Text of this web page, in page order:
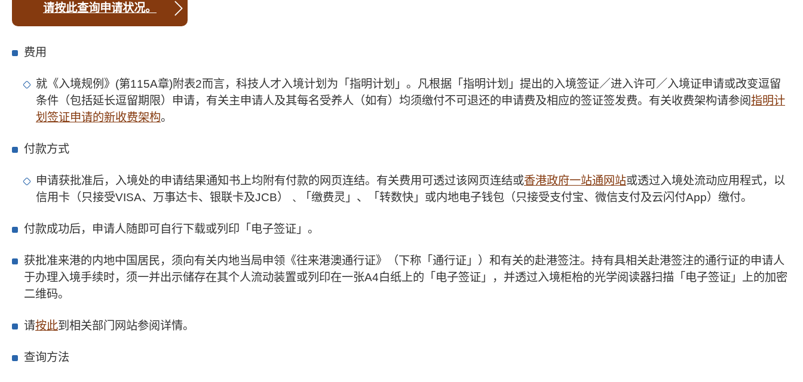
请按此查询申请状况。
费用
就《入境规例》(第115A章)附表2而言，科技人才入境计划为「指明计划」。凡根据「指明计划」提出的入境签证／进入许可／入境证申请或改变逗留
条件（包括延长逗留期限）申请，有关主申请人及其每名受养人（如有）均须缴付不可退还的申请费及相应的签证签发费。有关收费架构请参阅指明计
划签证申请的新收费架构。
付款方式
申请获批准后，入境处的申请结果通知书上均附有付款的网页连结。有关费用可透过该网页连结或香港政府一站通网站或透过入境处流动应用程式，以
信用卡（只接受VISA、万事达卡、银联卡及JCB）﹑「缴费灵」、「转数快」或内地电子钱包（只接受支付宝、微信支付及云闪付App）缴付。
付款成功后，申请人随即可自行下载或列印「电子签证」。
获批准来港的内地中国居民，须向有关内地当局申领《往来港澳通行证》（下称「通行证」）和有关的赴港签注。持有具相关赴港签注的通行证的申请人
于办理入境手续时，须一并出示储存在其个人流动装置或列印在一张A4白纸上的「电子签证」，并透过入境柜枱的光学阅读器扫描「电子签证」上的加密
二维码。
请按此到相关部门网站参阅详情。
查询方法